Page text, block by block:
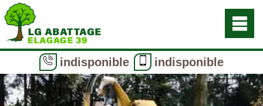
indisponible indisponible